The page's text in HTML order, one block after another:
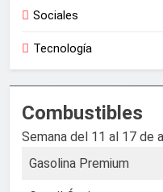
Sociales
Tecnología
Combustibles
Semana del 11 al 17 de
Gasolina Premium